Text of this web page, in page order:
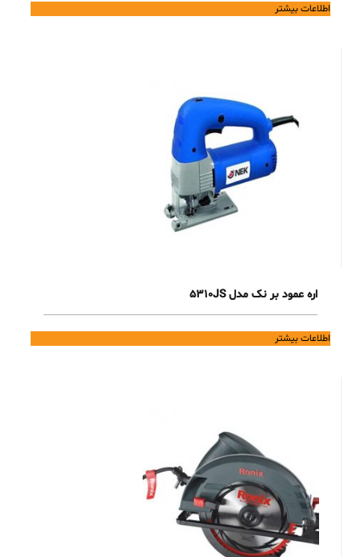
اطلاعات بیشتر
اره عمود بر نک مدل 5310JS
اطلاعات بیشتر